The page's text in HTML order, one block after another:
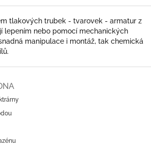
tlakových trubek - tvarovek - armatur z
lepením nebo pomocí mechanických
manipulace i montáž, tak chemická